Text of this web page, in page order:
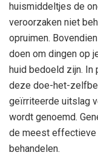
huismiddeltjes de
veroorzaken niet
opruimen.
doen om dingen op
huid bedoeld zijn. In
deze doe-het-
geïrriteerde uitslag
wordt genoemd.
de meest effectieve
behandelen.